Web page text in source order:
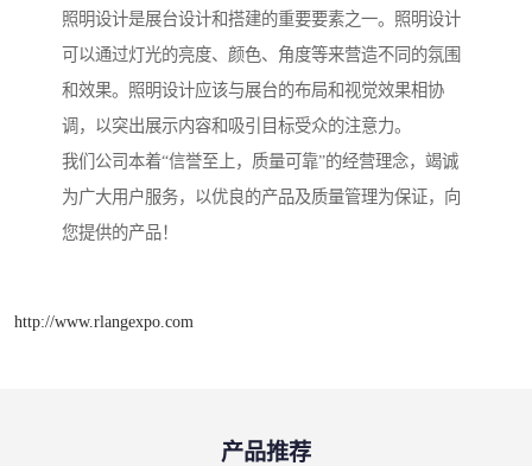
照明设计是展台设计和搭建的重要要素之一。照明设计
可以通过灯光的亮度、颜色、角度等来营造不同的氛围
和效果。照明设计应该与展台的布局和视觉效果相协
调，以突出展示内容和吸引目标受众的注意力。
我们公司本着“信誉至上，质量可靠”的经营理念，竭诚
为广大用户服务，以优良的产品及质量管理为保证，向
您提供的产品！
http://www.rlangexpo.com
产品推荐